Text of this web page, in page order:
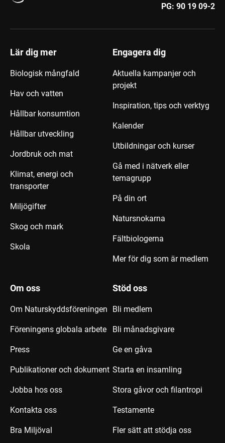
PG: 90 19 09-2
Lär dig mer
Biologisk mångfald
Hav och vatten
Hållbar konsumtion
Hållbar utveckling
Jordbruk och mat
Klimat, energi och
transporter
Miljögifter
Skog och mark
Skola
Engagera dig
Aktuella kampanjer och
projekt
Inspiration, tips och verktyg
Kalender
Utbildningar och kurser
Gå med i nätverk eller
temagrupp
På din ort
Natursnokarna
Fältbiologerna
Mer för dig som är medlem
Om oss
Om Naturskyddsföreningen
Föreningens globala arbete
Press
Publikationer och dokument
Jobba hos oss
Kontakta oss
Bra Miljöval
Stöd oss
Bli medlem
Bli månadsgivare
Ge en gåva
Starta en insamling
Stora gåvor och filantropi
Testamente
Fler sätt att stödja oss